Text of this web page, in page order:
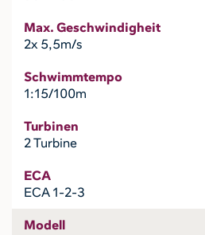
Max. Geschwindigheit
2x 5,5m/s
Schwimmtempo
1:15/100m
Turbinen
2 Turbine
ECA
ECA 1-2-3
Modell